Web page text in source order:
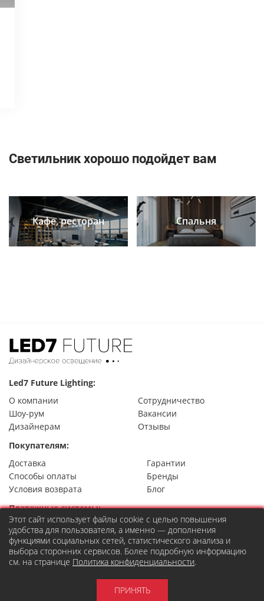
Светильник хорошо подойдет вам
Previous
Кафе, ресторан Спальня
Led7 Future Lighting:
О компании
Сотрудничество
Шоу-рум
Вакансии
Дизайнерам
Отзывы
Покупателям:
Доставка
Гарантии
Способы оплаты
Бренды
Условия возврата
Блог
Платежные системы:
Контакты
ул. Правды 24, стр.7
Этот сайт использует файлы cookie с целью повышения
удобства для пользователя, а именно — дополнения
функциями социальных сетей, статистического анализа и
выбора сторонних сервисов. Более подробную информацию
см. на странице Политика конфиденциальности.
ПРИНЯТЬ